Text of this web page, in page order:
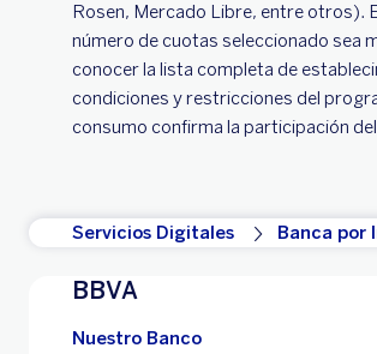
Rosen, Mercado Libre, entre otros).
número de cuotas seleccionado sea
conocer la lista completa de
condiciones y restricciones del
consumo confirma la participación
Servicios Digitales Banca por
BBVA
Nuestro Banco